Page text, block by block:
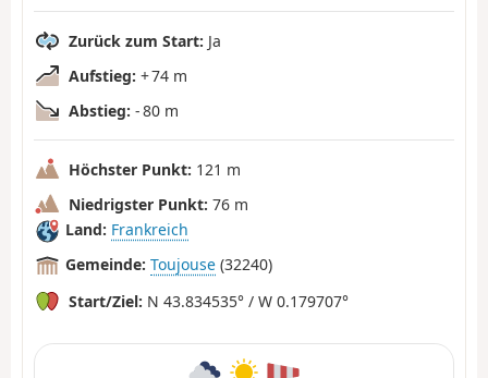
Zurück zum Start: Ja
Aufstieg: + 74 m
Abstieg: - 80 m
Höchster Punkt: 121 m
Niedrigster Punkt: 76 m
Land: Frankreich
Gemeinde: Toujouse (32240)
Start/Ziel: N 43.834535° / W 0.179707°